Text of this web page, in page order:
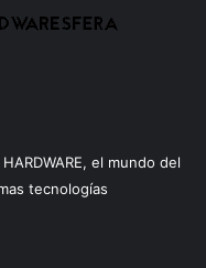
el mundo del
tecnologías